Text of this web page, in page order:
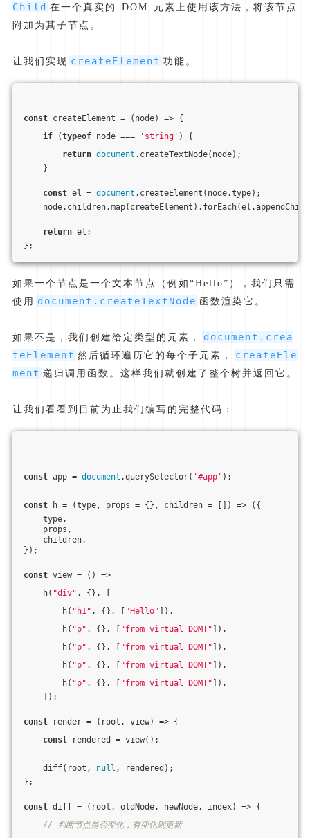
Child 在一个真实的 DOM 元素上使用该方法，将该节点
附加为其子节点。
让我们实现 createElement 功能。
const createElement = ( node) => {
if (typeof node === 'string' ) {
return document .createTextNode(node);
}
const el = document .createElement(node.type);
return el;
};
如果一个节点是一个文本节点（例如“Hello”），我们只需
使用 document.createTextNode 函数渲染它。
如果不是，我们创建给定类型的元素，
document.crea
teElement 然后循环遍历它的每个子元素，
createEle
ment 递归调用函数。这样我们就创建了整个树并返回它。
让我们看看到目前为止我们编写的完整代码：
const app = document .querySelector( '#app' );
const h = (type, props = {}, children = [] ) => ({
type,
props,
children,
});
const view = ()
=>
h( "div" , {}, [
h( "h1" , {}, [ "Hello" ]),
h( "p" , {}, [ "from virtual DOM!" ]),
h( "p" , {}, [ "from virtual DOM!" ]),
h( "p" , {}, [ "from virtual DOM!" ]),
h( "p" , {}, [ "from virtual DOM!" ]),
]);
const render = ( root, view) => {
const rendered = view();
diff(root, null , rendered);
};
const diff = ( root, oldNode, newNode, index) => {
// 判断节点是否变化，有变化则更新